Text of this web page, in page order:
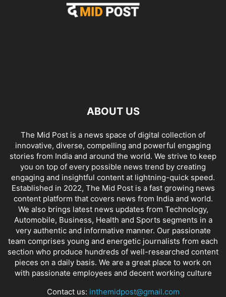
ABOUT US
The Mid Post is a news space of digital collection of
innovative, diverse, compelling and powerful engaging
stories from India and around the world. We strive to keep
you on top of every possible news trend by creating
engaging and insightful content at lightning-quick speed.
Established in 2022, The Mid Post is a fast growing news
content platform that covers news from India and world.
We also brings latest news updates from Technology,
Automobile, Business, Health and Sports segments in a
very authentic and informative manner. Our passionate
team comprises young and energetic journalists from each
section who produce hundreds of well-researched content
pieces on a daily basis. We are a great place to work on
with passionate employees and decent working culture
Contact us: inthemidpost@gmail.com